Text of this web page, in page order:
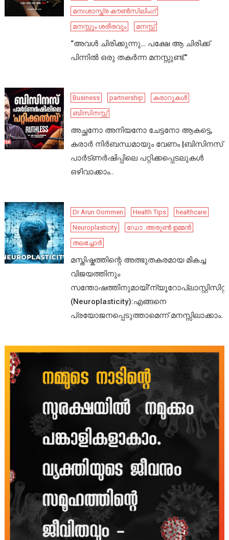
മനഃശാസ്ത്ര കൗൺസിലിംഗ്
മനസ്സും ശരീരവും
മനസ്സ്
“അവൾ ചിരിക്കുന്നു… പക്ഷേ ആ ചിരിക്ക്
പിന്നിൽ ഒരു തകർന്ന മനസ്സുണ്ട്.”
Business partnership
കരാറുകൾ
ബിസിനസ്സ്
അച്ഛനോ അനിയനോ ചേട്ടനോ ആകട്ടെ,
കരാർ നിർബന്ധമായും വേണം |ബിസിനസ്
പാർട്ണർഷിപ്പിലെ പറ്റിക്കപ്പെടലുകൾ
ഒഴിവാക്കാം..
Dr Arun Oommen Health Tips
healthcare
Neuroplasticity
ഡോ .അരുൺ ഉമ്മൻ
തലച്ചോർ
മസ്തിഷ്കത്തിന്റെ അത്ഭുതകരമായ മികച്ച
വിജയത്തിനും
സന്തോഷത്തിനുമായി’ന്യൂറോപ്ലാസ്റ്റിസിറ്റി’
(Neuroplasticity):എങ്ങനെ
പ്രയോജനപ്പെടുത്താമെന്ന് മനസ്സിലാക്കാം.